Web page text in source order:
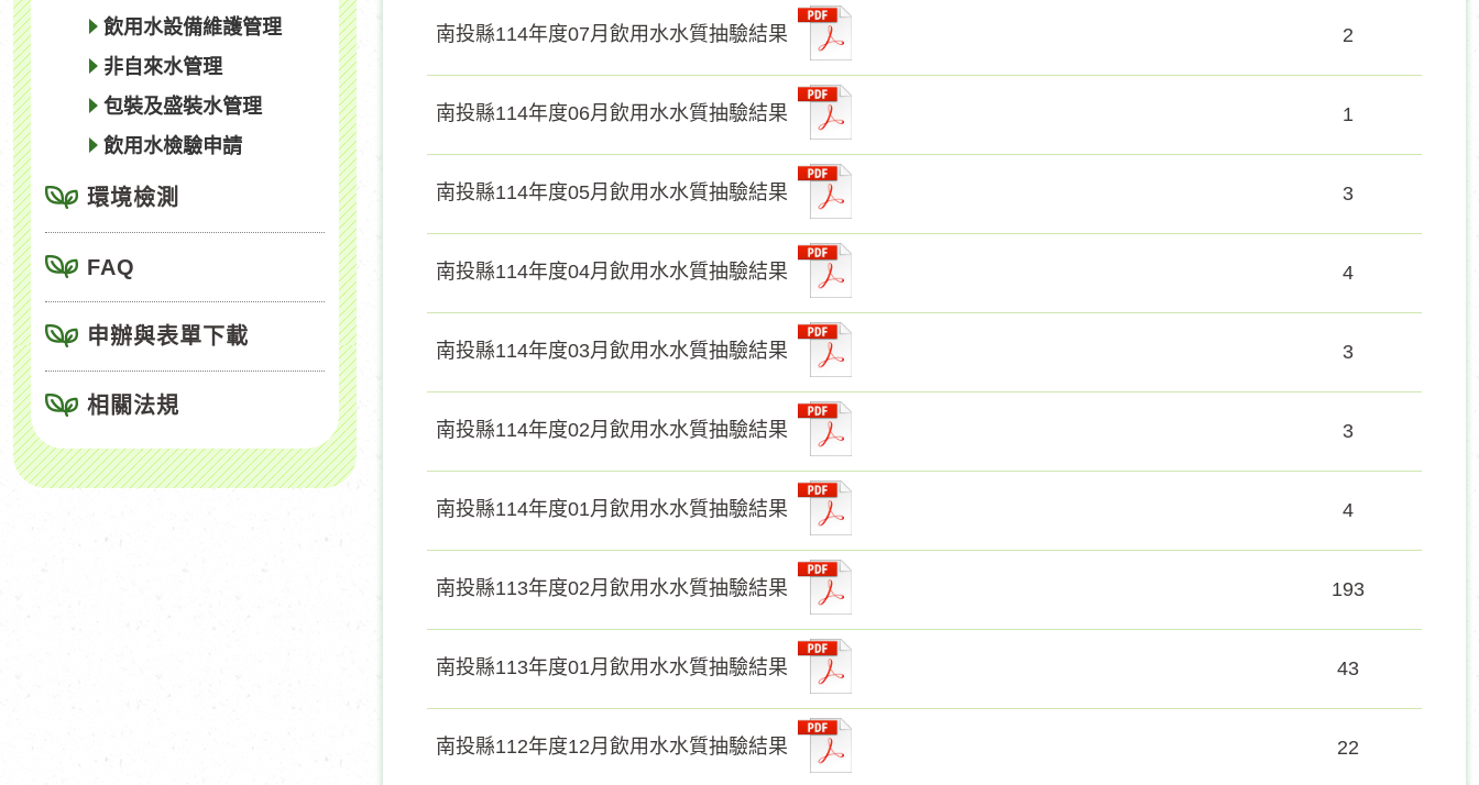
飲用水設備維護管理
非自來水管理
包裝及盛裝水管理
飲用水檢驗申請
環境檢測
FAQ
申辦與表單下載
相關法規
南投縣114年度07月飲用水水質抽驗結果 2
南投縣114年度06月飲用水水質抽驗結果 1
南投縣114年度05月飲用水水質抽驗結果 3
南投縣114年度04月飲用水水質抽驗結果 4
南投縣114年度03月飲用水水質抽驗結果 3
南投縣114年度02月飲用水水質抽驗結果 3
南投縣114年度01月飲用水水質抽驗結果 4
南投縣113年度02月飲用水水質抽驗結果 193
南投縣113年度01月飲用水水質抽驗結果 43
南投縣112年度12月飲用水水質抽驗結果 22